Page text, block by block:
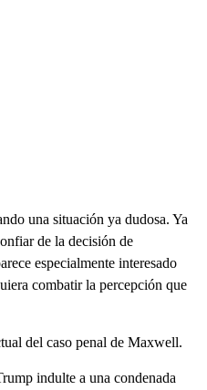
una situación ya dudosa. Ya
de la decisión de
especialmente interesado
combatir la percepción que
del caso penal de Maxwell.
indulte a una condenada